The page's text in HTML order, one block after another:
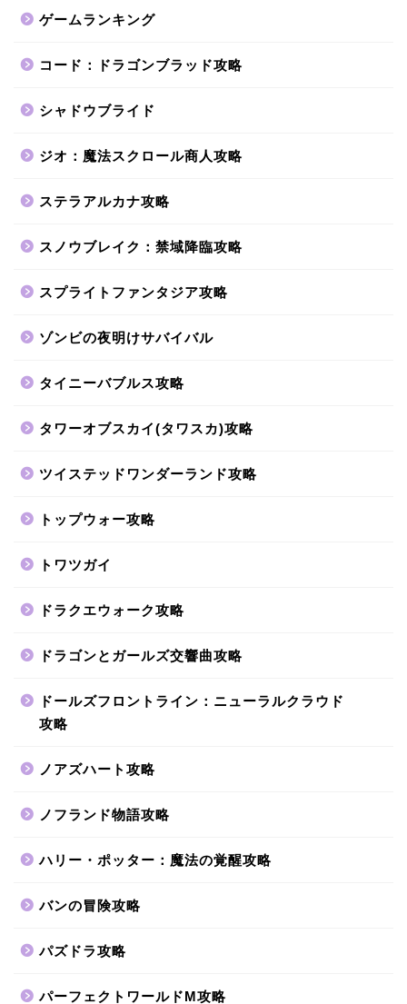
ゲームランキング
コード：ドラゴンブラッド攻略
シャドウブライド
ジオ：魔法スクロール商人攻略
ステラアルカナ攻略
スノウブレイク：禁域降臨攻略
スプライトファンタジア攻略
ゾンビの夜明けサバイバル
タイニーバブルス攻略
タワーオブスカイ(タワスカ)攻略
ツイステッドワンダーランド攻略
トップウォー攻略
トワツガイ
ドラクエウォーク攻略
ドラゴンとガールズ交響曲攻略
ドールズフロントライン：ニューラルクラウド
攻略
ノアズハート攻略
ノフランド物語攻略
ハリー・ポッター：魔法の覚醒攻略
バンの冒険攻略
パズドラ攻略
パーフェクトワールドM攻略